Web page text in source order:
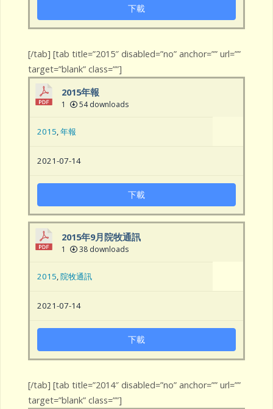
下載
[/tab] [tab title=”2015″ disabled=”no” anchor=”” url=””
target=”blank” class=””]
2015年報
1 54 downloads
2015,年報
2021-07-14
下載
2015年9月院牧通訊
1 38 downloads
2015,院牧通訊
2021-07-14
下載
[/tab] [tab title=”2014″ disabled=”no” anchor=”” url=””
target=”blank” class=””]